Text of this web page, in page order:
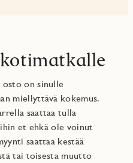
on sinulle
miellyttävä kokemus.
saattaa tulla
et ehkä ole voinut
saattaa kestää
tai toisesta muutto